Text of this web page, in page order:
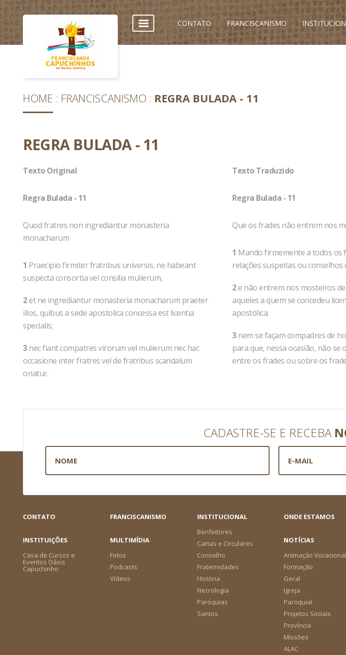
CONTATO FRANCISCANISMO
HOME FRANCISCANISMO REGRA BULADA - 11
REGRA BULADA - 11
Texto Original
Regra Bulada - 11
Quod fratres non ingrediantur monasteria
monacharum
1 Praecipio firmiter fratribus universis, ne habeant
suspecta consortia vel consilia mulierum,
2et ne ingrediantur monasteria monacharum praeter
illos, quibus a sede apostolica concessa est licentia
specialis;
3nec fiant compatres virorum vel mulierum nec hac
occasione inter fratres vel de fratribus scandalum
oriatur.
Texto Traduzido
Regra Bulada - 11
Que os frades não entrem nos
1 Mando firmemente a todos os
relações suspeitas ou conselhos
2e não entrem nos mosteiros
aqueles a quem se concedeu
apostólica;
3nem se façam compadres de
para que, nessa ocasião, não se
entre os frades ou sobre os
CADASTRE-SE E RECEBA
CONTATO FRANCISCANISMO
INSTITUCIONAL
Benfeitores
Cartas e Circulares
Conselho
Fraternidades
História
Necrologia
Paróquias
Santos
ONDE ESTAMOS
INSTITUIÇÕES
Casa de Cursos e
Eventos Oásis
Capuchinho
MULTIMÍDIA
Fotos
Podcasts
Vídeos
NOTÍCIAS
Animação Vocacional
Formação
Geral
Igreja
Paroquial
Projetos Sociais
Província
Missões
ALAC